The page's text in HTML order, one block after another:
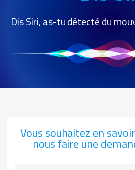
Dis Siri, as-tu détecté du
Vous souhaitez en
nous faire une